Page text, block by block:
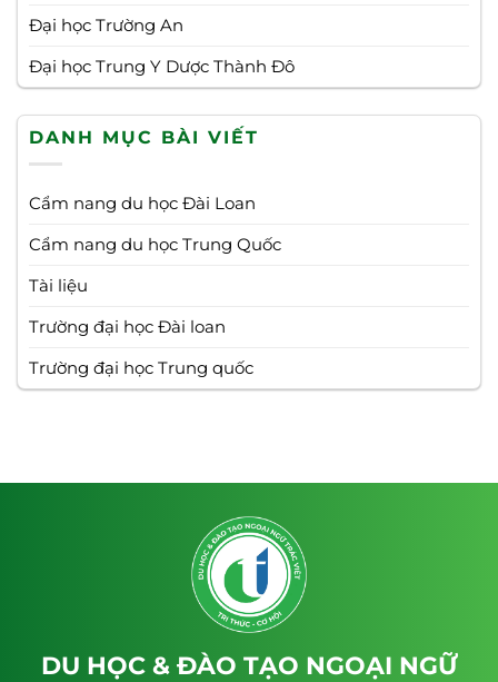
Đại học Trường An
Đại học Trung Y Dược Thành Đô
DANH MỤC BÀI VIẾT
Cẩm nang du học Đài Loan
Cẩm nang du học Trung Quốc
Tài liệu
Trường đại học Đài loan
Trường đại học Trung quốc
DU HỌC & ĐÀO TẠO NGOẠI NGỮ